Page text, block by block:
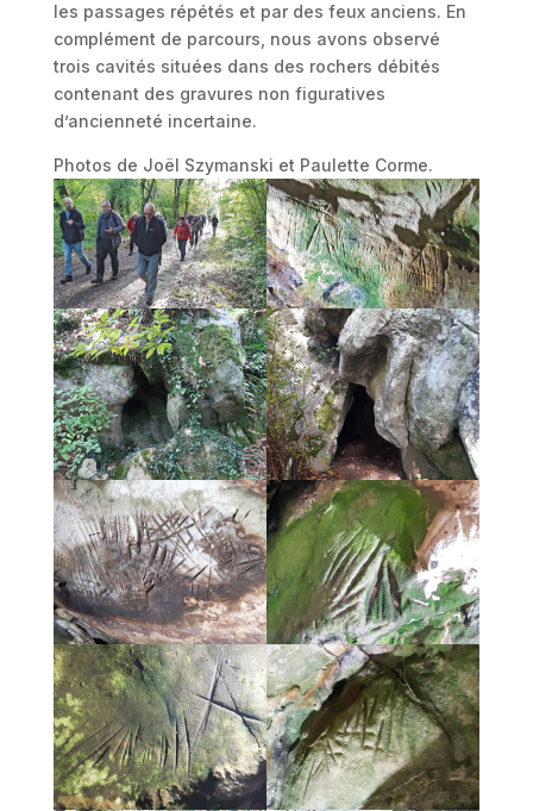
les passages répétés et par des feux anciens. En
complément de parcours, nous avons observé
trois cavités situées dans des rochers débités
contenant des gravures non figuratives
d’ancienneté incertaine.
Photos de Joël Szymanski et Paulette Corme.